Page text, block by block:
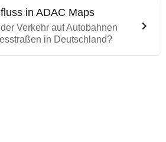
in ADAC Maps
Verkehr auf Autobahnen
in Deutschland?